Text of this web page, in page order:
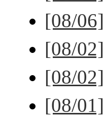
[08/06]
[08/02]
[08/02]
[08/01]